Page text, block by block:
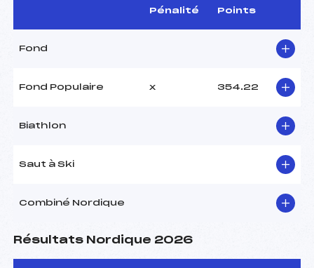
Pénalité Points
Fond
Fond Populaire x 354.22
Biathlon
Saut à Ski
Combiné Nordique
Résultats Nordique 2026